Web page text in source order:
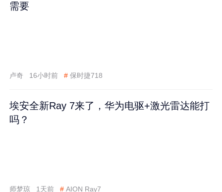
需要
卢奇 16小时前 # 保时捷718
埃安全新Ray 7来了，华为电驱+激光雷达能打
吗？
师梦琼 1天前 # AION Ray7